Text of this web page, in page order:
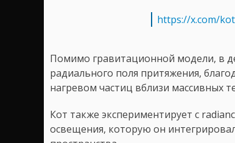
https://x.com/
Помимо гравитационной модели, в
радиального поля притяжения,
нагревом частиц вблизи массивных
Кот также экспериментирует с
освещения, которую он